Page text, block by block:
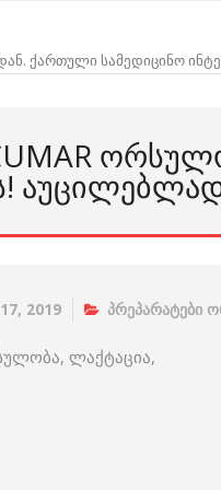
ქართული სამედიცინო
ᲐᲣᲪᲘᲚᲔᲑᲚᲐᲓ
2019 პრეპარატები
ლაქტაცია,